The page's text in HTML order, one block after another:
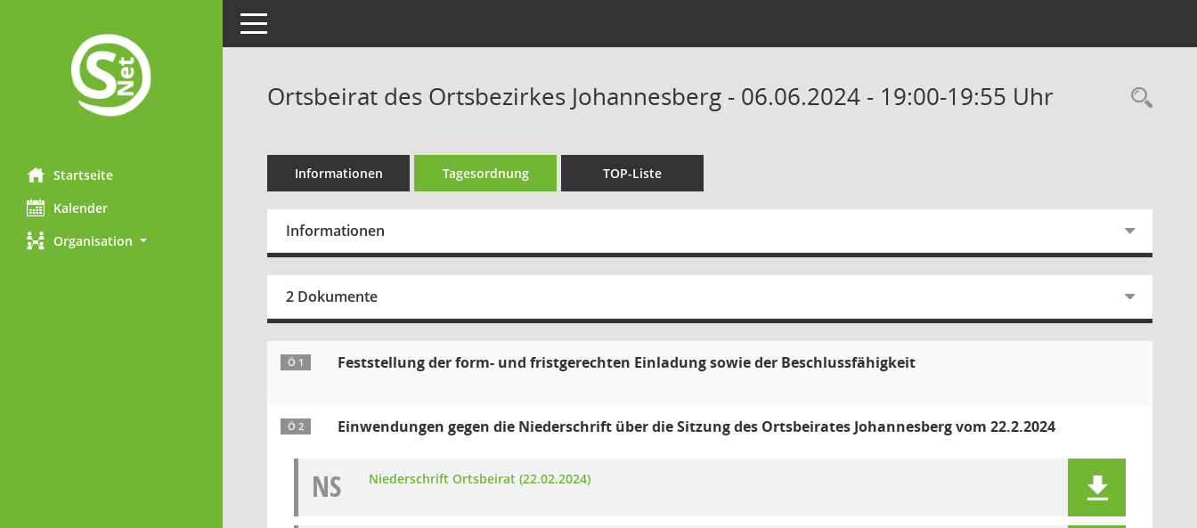
Startseite
Kalender
Organisation
Toggle navigation
Ortsbeirat des Ortsbezirkes Johannesberg - 06.06.2024 - 19:00-19:55 Uhr
Informationen Tagesordnung TOP-Liste
Informationen
2 Dokumente
Ö 1 Feststellung der form- und fristgerechten Einladung sowie der Beschlussfähigkeit
Ö 2 Einwendungen gegen die Niederschrift über die Sitzung des Ortsbeirates Johannesberg vom 22.2.2024
NS Niederschrift Ortsbeirat (22.02.2024)